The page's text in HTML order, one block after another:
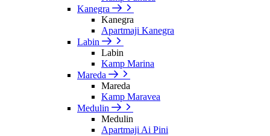
Kanegra
Kanegra
Apartmaji Kanegra
Labin
Labin
Kamp Marina
Mareda
Mareda
Kamp Maravea
Medulin
Medulin
Apartmaji Ai Pini